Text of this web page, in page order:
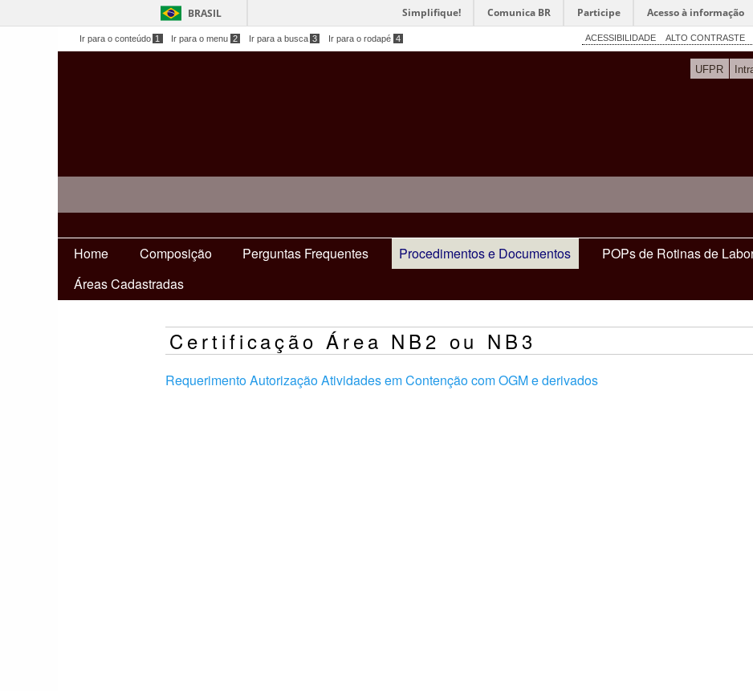
BRASIL Simplifique! Comunica BR Participe Acesso à informação
Ir para o conteúdo 1 Ir para o menu 2 Ir para a busca 3 Ir para o rodapé 4 ACESSIBILIDADE ALTO CONTRASTE
UFPR
Home Composição Perguntas Frequentes Procedimentos e Documentos POPs de Rotinas de
Áreas Cadastradas
Certificação Área NB2 ou NB3
Requerimento Autorização Atividades em Contenção com OGM e derivados